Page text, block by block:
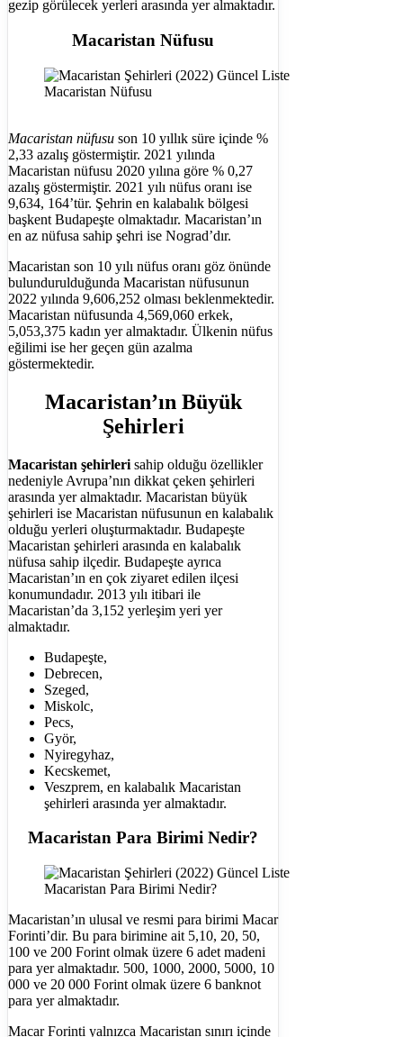
gezip görülecek yerleri arasında yer almaktadır.
Macaristan Nüfusu
Macaristan Nüfusu
Macaristan nüfusu son 10 yıllık süre içinde %
2,33 azalış göstermiştir. 2021 yılında
Macaristan nüfusu 2020 yılına göre % 0,27
azalış göstermiştir. 2021 yılı nüfus oranı ise
9,634, 164’tür. Şehrin en kalabalık bölgesi
başkent Budapeşte olmaktadır. Macaristan’ın
en az nüfusa sahip şehri ise Nograd’dır.
Macaristan son 10 yılı nüfus oranı göz önünde
bulundurulduğunda Macaristan nüfusunun
2022 yılında 9,606,252 olması beklenmektedir.
Macaristan nüfusunda 4,569,060 erkek,
5,053,375 kadın yer almaktadır. Ülkenin nüfus
eğilimi ise her geçen gün azalma
göstermektedir.
Macaristan’ın Büyük
Şehirleri
Macaristan şehirleri sahip olduğu özellikler
nedeniyle Avrupa’nın dikkat çeken şehirleri
arasında yer almaktadır. Macaristan büyük
şehirleri ise Macaristan nüfusunun en kalabalık
olduğu yerleri oluşturmaktadır. Budapeşte
Macaristan şehirleri arasında en kalabalık
nüfusa sahip ilçedir. Budapeşte ayrıca
Macaristan’ın en çok ziyaret edilen ilçesi
konumundadır. 2013 yılı itibari ile
Macaristan’da 3,152 yerleşim yeri yer
almaktadır.
Budapeşte,
Debrecen,
Szeged,
Miskolc,
Pecs,
Györ,
Nyiregyhaz,
Kecskemet,
Veszprem, en kalabalık Macaristan
şehirleri arasında yer almaktadır.
Macaristan Para Birimi Nedir?
Macaristan Para Birimi Nedir?
Macaristan’ın ulusal ve resmi para birimi Macar
Forinti’dir. Bu para birimine ait 5,10, 20, 50,
100 ve 200 Forint olmak üzere 6 adet madeni
para yer almaktadır. 500, 1000, 2000, 5000, 10
000 ve 20 000 Forint olmak üzere 6 banknot
para yer almaktadır.
Macar Forinti yalnızca Macaristan sınırı içinde